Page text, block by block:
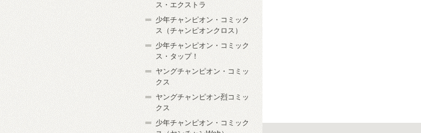
ス・エクストラ
少年チャンピオン・コミック
ス（チャンピオンクロス）
少年チャンピオン・コミック
ス・タップ！
ヤングチャンピオン・コミッ
クス
ヤングチャンピオン烈コミッ
クス
少年チャンピオン・コミック